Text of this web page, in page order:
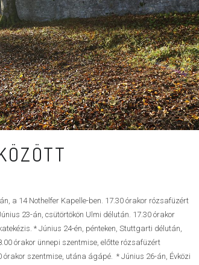
a 14 Nothelfer Kapelle-ben. 17.30 órakor rózsafüzért
23-án, csütörtökön Ulmi délután. 17.30 órakor
* Június 24-én, pénteken, Stuttgarti délután,
órakor ünnepi szentmise, előtte rózsafüzért
szentmise, utána ágápé. * Június 26-án, Évközi